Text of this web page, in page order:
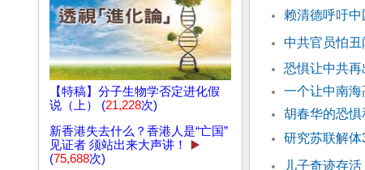
【特稿】分子生物学否定进化假
说（上） (21,228次)
新香港失去什么？香港人是“亡国”
见证者 须站出来大声讲！
▶️
(75,688次)
赖清德呼吁
中共官员怕丑
恐惧让中共
一个让中南
胡春华的恐惧
研究苏联解
儿子奇迹存